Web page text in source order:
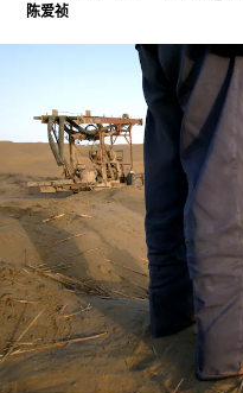
陈爱祯